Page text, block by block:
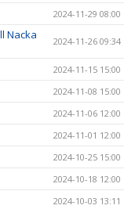
2024-11-29 08:00
Nacka
2024-11-26 09:34
2024-11-15 15:00
2024-11-08 15:00
2024-11-06 12:00
2024-11-01 12:00
2024-10-25 15:00
2024-10-18 12:00
2024-10-03 13:11